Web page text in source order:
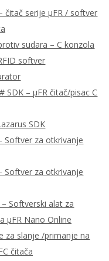
čitač serije μFR / softver
sudara – C konzola
softver
SDK – μFR čitač/pisac C
SDK
Softver za otkrivanje
Softver za otkrivanje
Softverski alat za
μFR Nano Online
za slanje /primanje na
čitača